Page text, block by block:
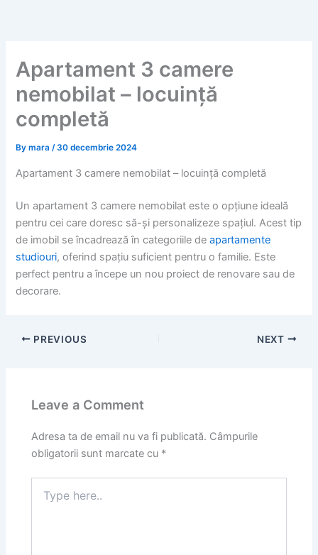
Apartament 3 camere
nemobilat – locuință
completă
Bymara/30 decembrie 2024
Apartament 3 camere nemobilat – locuință completă
Un apartament 3 camere nemobilat este o opțiune ideală
pentru cei care doresc să-și personalizeze spațiul. Acest tip
de imobil se încadrează în categoriile deapartamente
studiouri, oferind spațiu suficient pentru o familie. Este
perfect pentru a începe un nou proiect de renovare sau de
decorare.
PREVIOUS NEXT
Leave a Comment
Adresa ta de email nu va fi publicată. Câmpurile
obligatorii sunt marcate cu *
here..